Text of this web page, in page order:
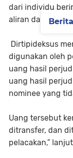
dari individu
aliran dana
Dirtipideksus
digunakan oleh
uang hasil
uang hasil
nominee yang
Uang tersebut
ditransfer, dan
pelacakan,”